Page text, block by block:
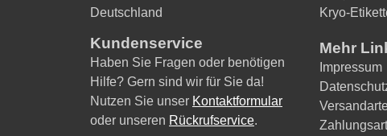
Deutschland
Kundenservice
Haben Sie Fragen oder benötigen
Hilfe? Gern sind wir für Sie da!
Nutzen Sie unser Kontaktformular
oder unseren Rückrufservice.
Kryo-
Mehr
Impressum